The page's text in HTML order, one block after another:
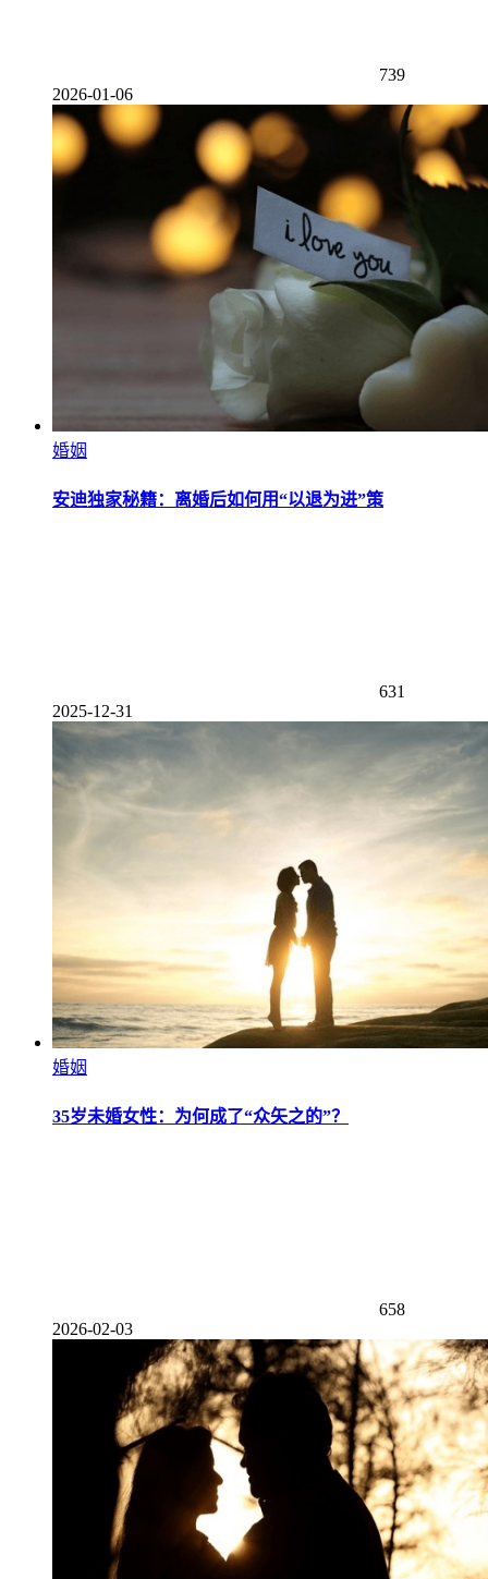
739
2026-01-06
婚姻
安迪独家秘籍：离婚后如何用“以退为进”策
631
2025-12-31
婚姻
35岁未婚女性：为何成了“众矢之的”？
658
2026-02-03